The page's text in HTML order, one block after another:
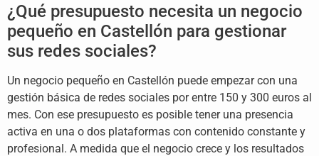
¿Qué presupuesto necesita un negocio
pequeño en Castellón para gestionar
sus redes sociales?
Un negocio pequeño en Castellón puede empezar con una
gestión básica de redes sociales por entre 150 y 300 euros al
mes. Con ese presupuesto es posible tener una presencia
activa en una o dos plataformas con contenido constante y
profesional. A medida que el negocio crece y los resultados